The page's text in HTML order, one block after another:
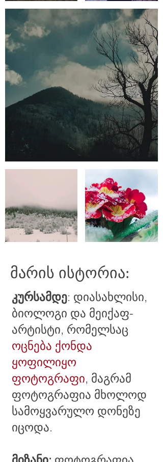
მარის ისტორია:
კურსამდე: დიასახლისი,
ბიოლოგი და მეიქაფ-
არტისტი, რომელსაც
ოცნება ქონდა
ყოფილიყო
ფოტოგრაფი, მაგრამ
ფოტოგრაფია მხოლოდ
სამოყვარულო დონეზე
იცოდა.